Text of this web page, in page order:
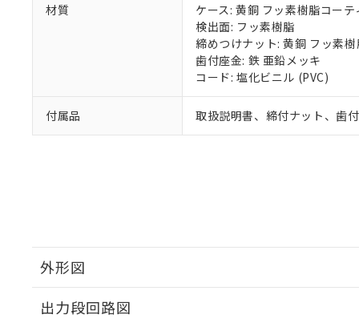
材質
ケース: 黄銅 フッ素樹脂コーテ
検出面: フッ素樹脂
締めつけナット: 黄銅 フッ素
歯付座金: 鉄 亜鉛メッキ
コード: 塩化ビニル (PVC)
付属品 取扱説明書、締付ナット、歯
外形図
出力段回路図